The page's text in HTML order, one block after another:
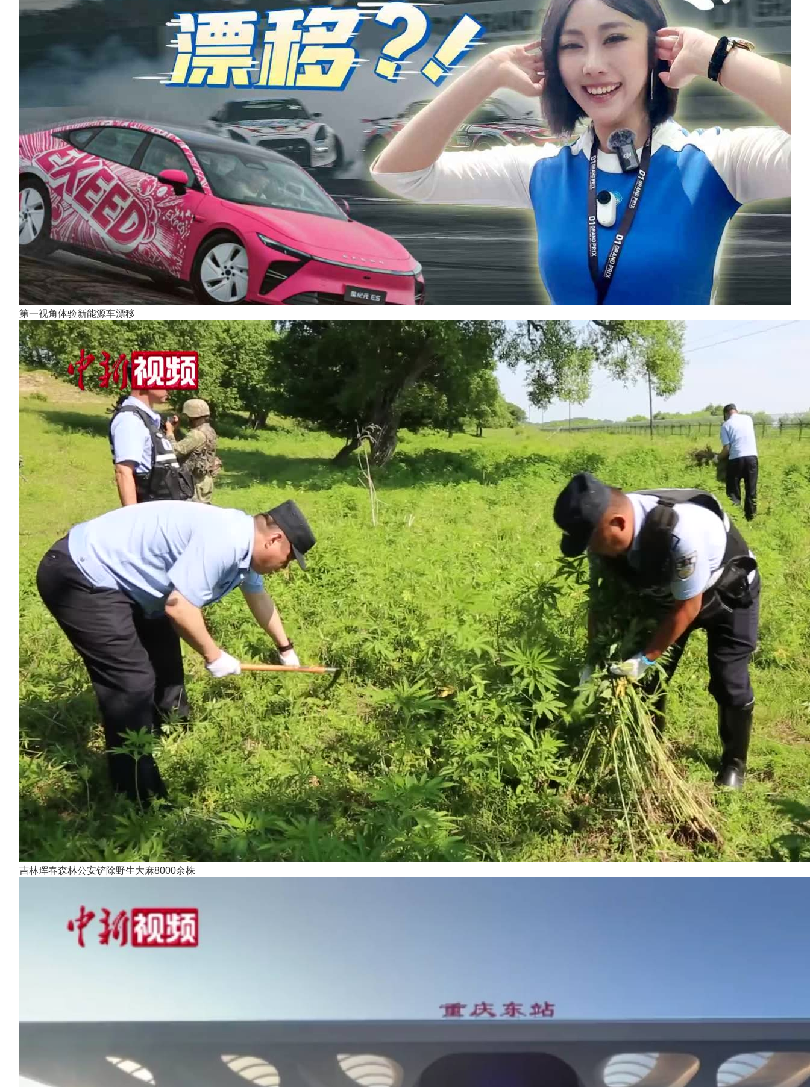
第一视角体验新能源车漂移
吉林珲春森林公安铲除野生大麻8000余株